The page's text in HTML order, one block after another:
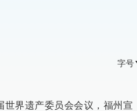
字号
世界遗产委员会会议，福州宣